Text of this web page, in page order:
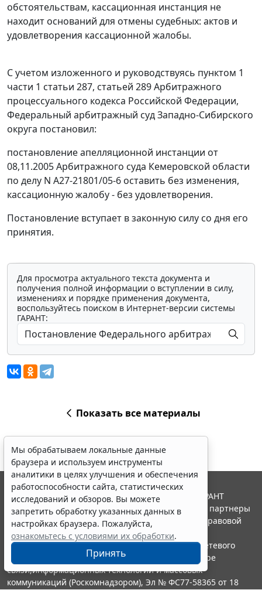
обстоятельствам, кассационная инстанция не
находит оснований для отмены судебных: актов и
удовлетворения кассационной жалобы.
С учетом изложенного и руководствуясь пунктом 1
части 1 статьи 287, статьей 289Арбитражного
процессуального кодекса Российской Федерации,
Федеральный арбитражный суд Западно-Сибирского
округа постановил:
постановление апелляционной инстанции от
08,11.2005 Арбитражного суда Кемеровской области
по делу N А27-21801/05-6 оставить без изменения,
кассационную жалобу - без удовлетворения.
Постановление вступает в законную силу со дня его
принятия.
Для просмотра актуального текста документа и
получения полной информации о вступлении в силу,
изменениях и порядке применения документа,
воспользуйтесь поиском в Интернет-версии системы
ГАРАНТ:
Показать все материалы
Мы обрабатываем локальные данные
браузера и используем инструменты
аналитики в целях улучшения и обеспечения
работоспособности сайта, статистических
исследований и обзоров. Вы можете
запретить обработку указанных данных в
настройках браузера. Пожалуйста,
ознакомьтесь с условиями их обработки.
Принять
© ООО "НПП "ГАРАНТ-СЕРВИС", 2026. Система ГАРАНТ
выпускается с 1990 года. Компания "Гарант" и ее партнеры
являются участниками Российской ассоциации правовой
информации ГАРАНТ.
Портал ГАРАНТ.РУ зарегистрирован в качестве сетевого
издания Федеральной службой по надзору в сфере
связи,информационных технологий и массовых
коммуникаций (Роскомнадзором), Эл № ФС77-58365 от 18